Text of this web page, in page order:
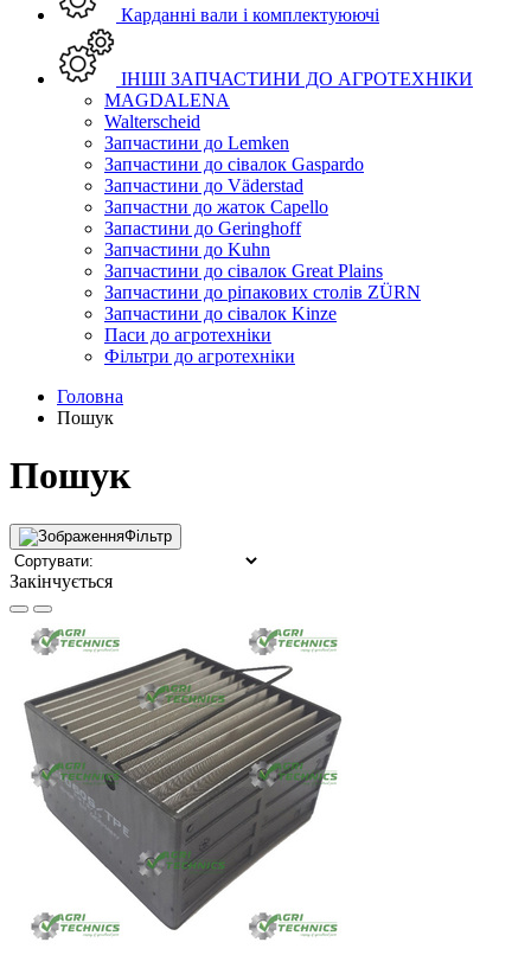
Карданні вали і комплектуюючі
ІНШІ ЗАПЧАСТИНИ ДО АГРОТЕХНІКИ
MAGDALENA
Walterscheid
Запчастини до Lemken
Запчастини до сівалок Gaspardo
Запчастини до Väderstad
Запчастни до жаток Capello
Запастини до Geringhoff
Запчастини до Kuhn
Запчастини до сівалок Great Plains
Запчастини до ріпакових столів ZÜRN
Запчастини до сівалок Kinze
Паси до агротехніки
Фільтри до агротехніки
Головна
Пошук
Пошук
Фільтр
Закінчується